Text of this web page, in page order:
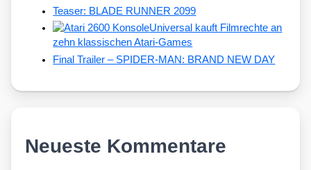
Teaser: BLADE RUNNER 2099
Universal kauft Filmrechte an
zehn klassischen Atari-Games
Final Trailer – SPIDER-MAN: BRAND NEW DAY
Neueste Kommentare